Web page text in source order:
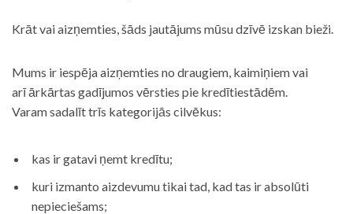
Krāt vai aizņemties, šāds jautājums mūsu dzīvē izskan bieži.
Mums ir iespēja aizņemties no draugiem, kaimiņiem vai
arī ārkārtas gadījumos vērsties pie kredītiestādēm.
Varam sadalīt trīs kategorijās cilvēkus:
kas ir gatavi ņemt kredītu;
kuri izmanto aizdevumu tikai tad, kad tas ir absolūti
nepieciešams;